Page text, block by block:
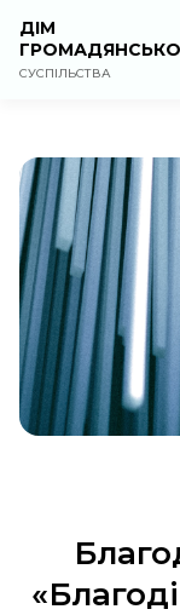
ДІМ
СУСПІЛЬСТВА